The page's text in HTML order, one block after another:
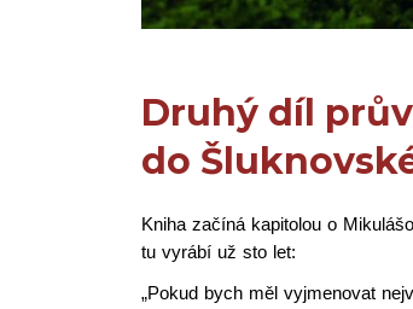
Druhý díl
do
Kniha začíná kapitolou o
tu vyrábí už sto let:
„Pokud bych měl vyjmenovat